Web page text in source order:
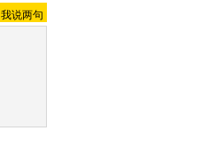
我说两句